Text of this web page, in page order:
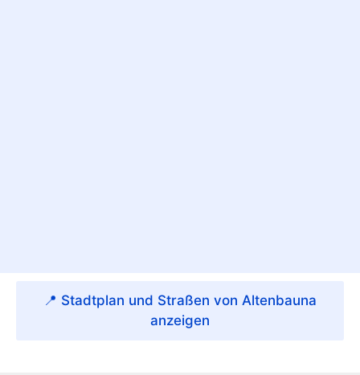
📍 Stadtplan und Straßen von Altenbauna
anzeigen